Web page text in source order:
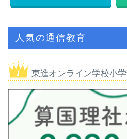
人気の通信教育
東進オンライン学校小